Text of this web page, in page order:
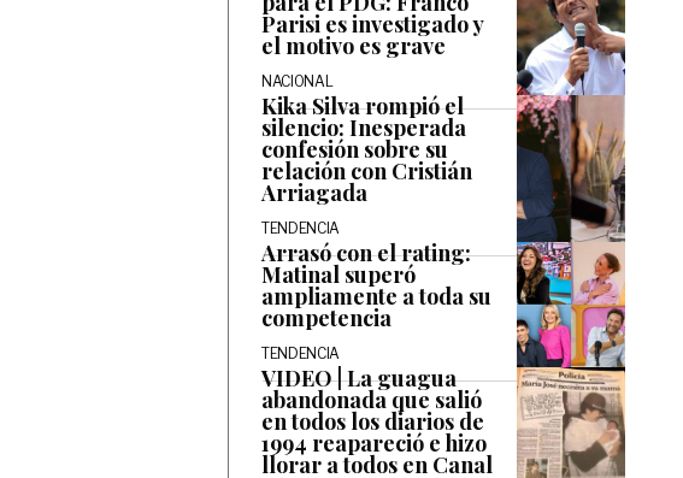
Parisi es investigado y
el motivo es grave
NACIONAL
Kika Silva rompió el
silencio: Inesperada
confesión sobre su
relación con Cristián
Arriagada
TENDENCIA
Arrasó con el rating:
Matinal superó
ampliamente a toda su
competencia
TENDENCIA
VIDEO | La guagua
abandonada que salió
en todos los diarios de
1994 reapareció e hizo
llorar a todos en Canal